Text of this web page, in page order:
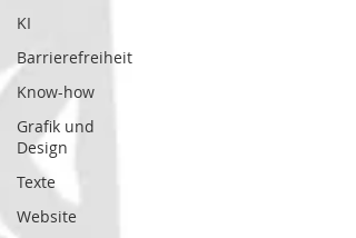
KI
Barrierefreiheit
Know-how
Grafik und
Design
Texte
Website